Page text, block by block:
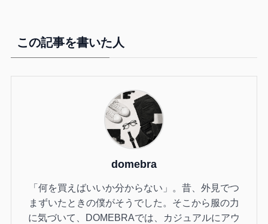
この記事を書いた人
domebra
「何を買えばいいか分からない」。昔、外見でつ
まずいたときの僕がそうでした。そこから服の力
に気づいて、DOMEBRAでは、カジュアルにアウ